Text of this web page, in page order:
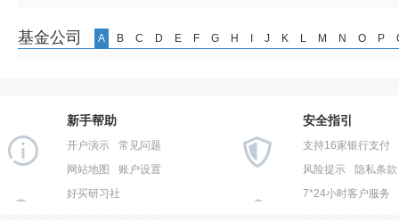
基金公司 A B C D E F G H J K L M N O P
新手帮助
开户演示
常见问题
网站地图
账户设置
好买研习社
安全指引
支持16家银行支付
风险提示
隐私条款
7*24小时客户服务